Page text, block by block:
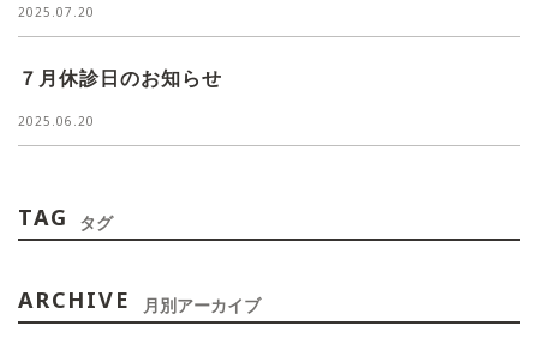
2025.07.20
７月休診日のお知らせ
2025.06.20
TAG タグ
ARCHIVE 月別アーカイブ